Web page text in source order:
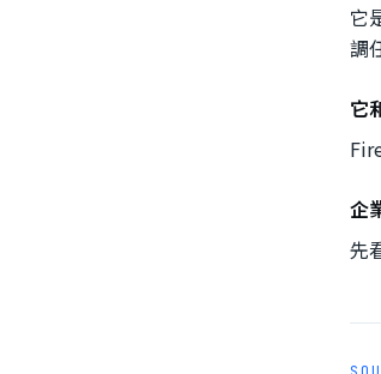
它
調
它
企
先